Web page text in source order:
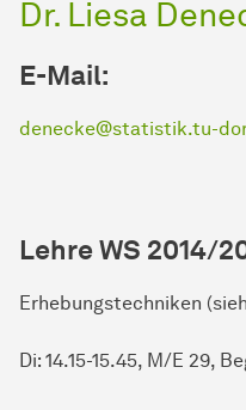
Dr. Liesa
E-Mail:
denecke@statistik.tu-
Lehre WS 2014/
Erhebungstechniken
Di: 14.15-15.45, M/E 29,